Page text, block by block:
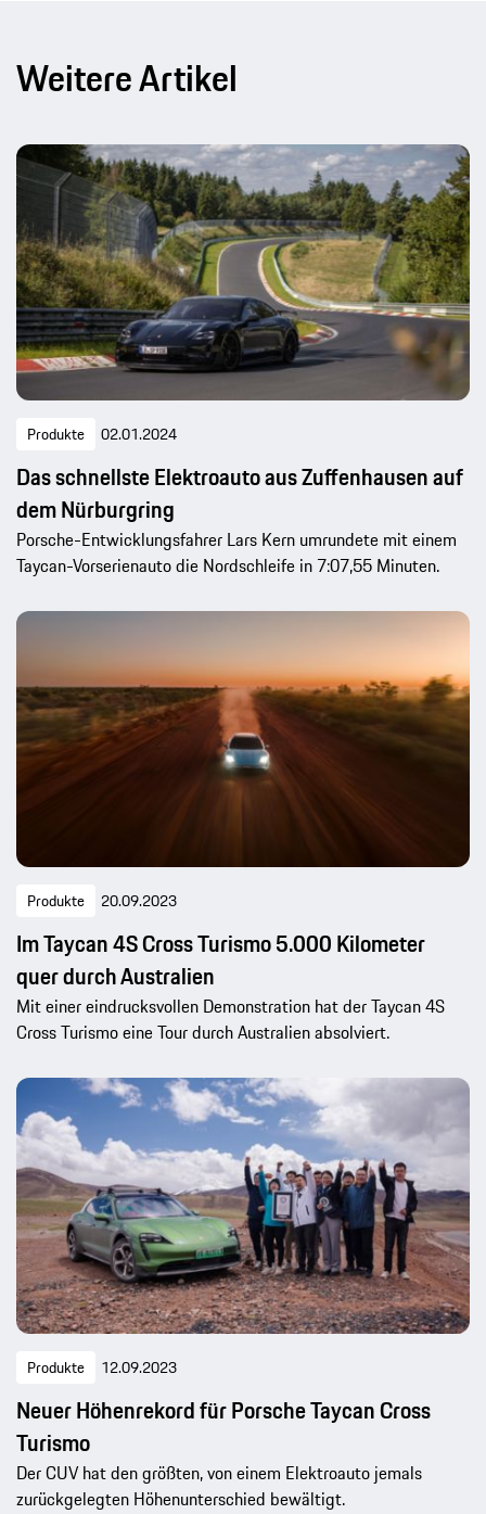
Weitere Artikel
Produkte 02.01.2024
Das schnellste Elektroauto aus Zuffenhausen auf
dem Nürburgring
Porsche-Entwicklungsfahrer Lars Kern umrundete mit einem
Taycan-Vorserienauto die Nordschleife in 7:07,55 Minuten.
Produkte 20.09.2023
Im Taycan 4S Cross Turismo 5.000 Kilometer
quer durch Australien
Mit einer eindrucksvollen Demonstration hat der Taycan 4S
Cross Turismo eine Tour durch Australien absolviert.
Produkte 12.09.2023
Neuer Höhenrekord für Porsche Taycan Cross
Turismo
Der CUV hat den größten, von einem Elektroauto jemals
zurückgelegten Höhenunterschied bewältigt.